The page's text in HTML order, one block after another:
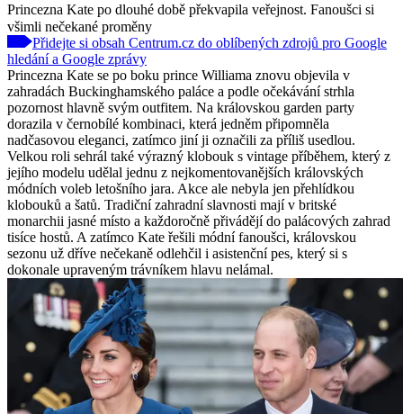
Princezna Kate po dlouhé době překvapila veřejnost. Fanoušci si
všimli nečekané proměny
Přidejte si obsah Centrum.cz do oblíbených zdrojů pro Google
hledání a Google zprávy
Princezna Kate se po boku prince Williama znovu objevila v
zahradách Buckinghamského paláce a podle očekávání strhla
pozornost hlavně svým outfitem. Na královskou garden party
dorazila v černobílé kombinaci, která jedněm připomněla
nadčasovou eleganci, zatímco jiní ji označili za příliš usedlou.
Velkou roli sehrál také výrazný klobouk s vintage příběhem, který z
jejího modelu udělal jednu z nejkomentovanějších královských
módních voleb letošního jara. Akce ale nebyla jen přehlídkou
klobouků a šatů. Tradiční zahradní slavnosti mají v britské
monarchii jasné místo a každoročně přivádějí do palácových zahrad
tisíce hostů. A zatímco Kate řešili módní fanoušci, královskou
sezonu už dříve nečekaně odlehčil i asistenční pes, který si s
dokonale upraveným trávníkem hlavu nelámal.